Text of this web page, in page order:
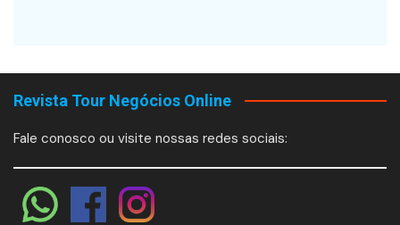
Revista Tour Negócios Online
Fale conosco ou visite nossas redes sociais: